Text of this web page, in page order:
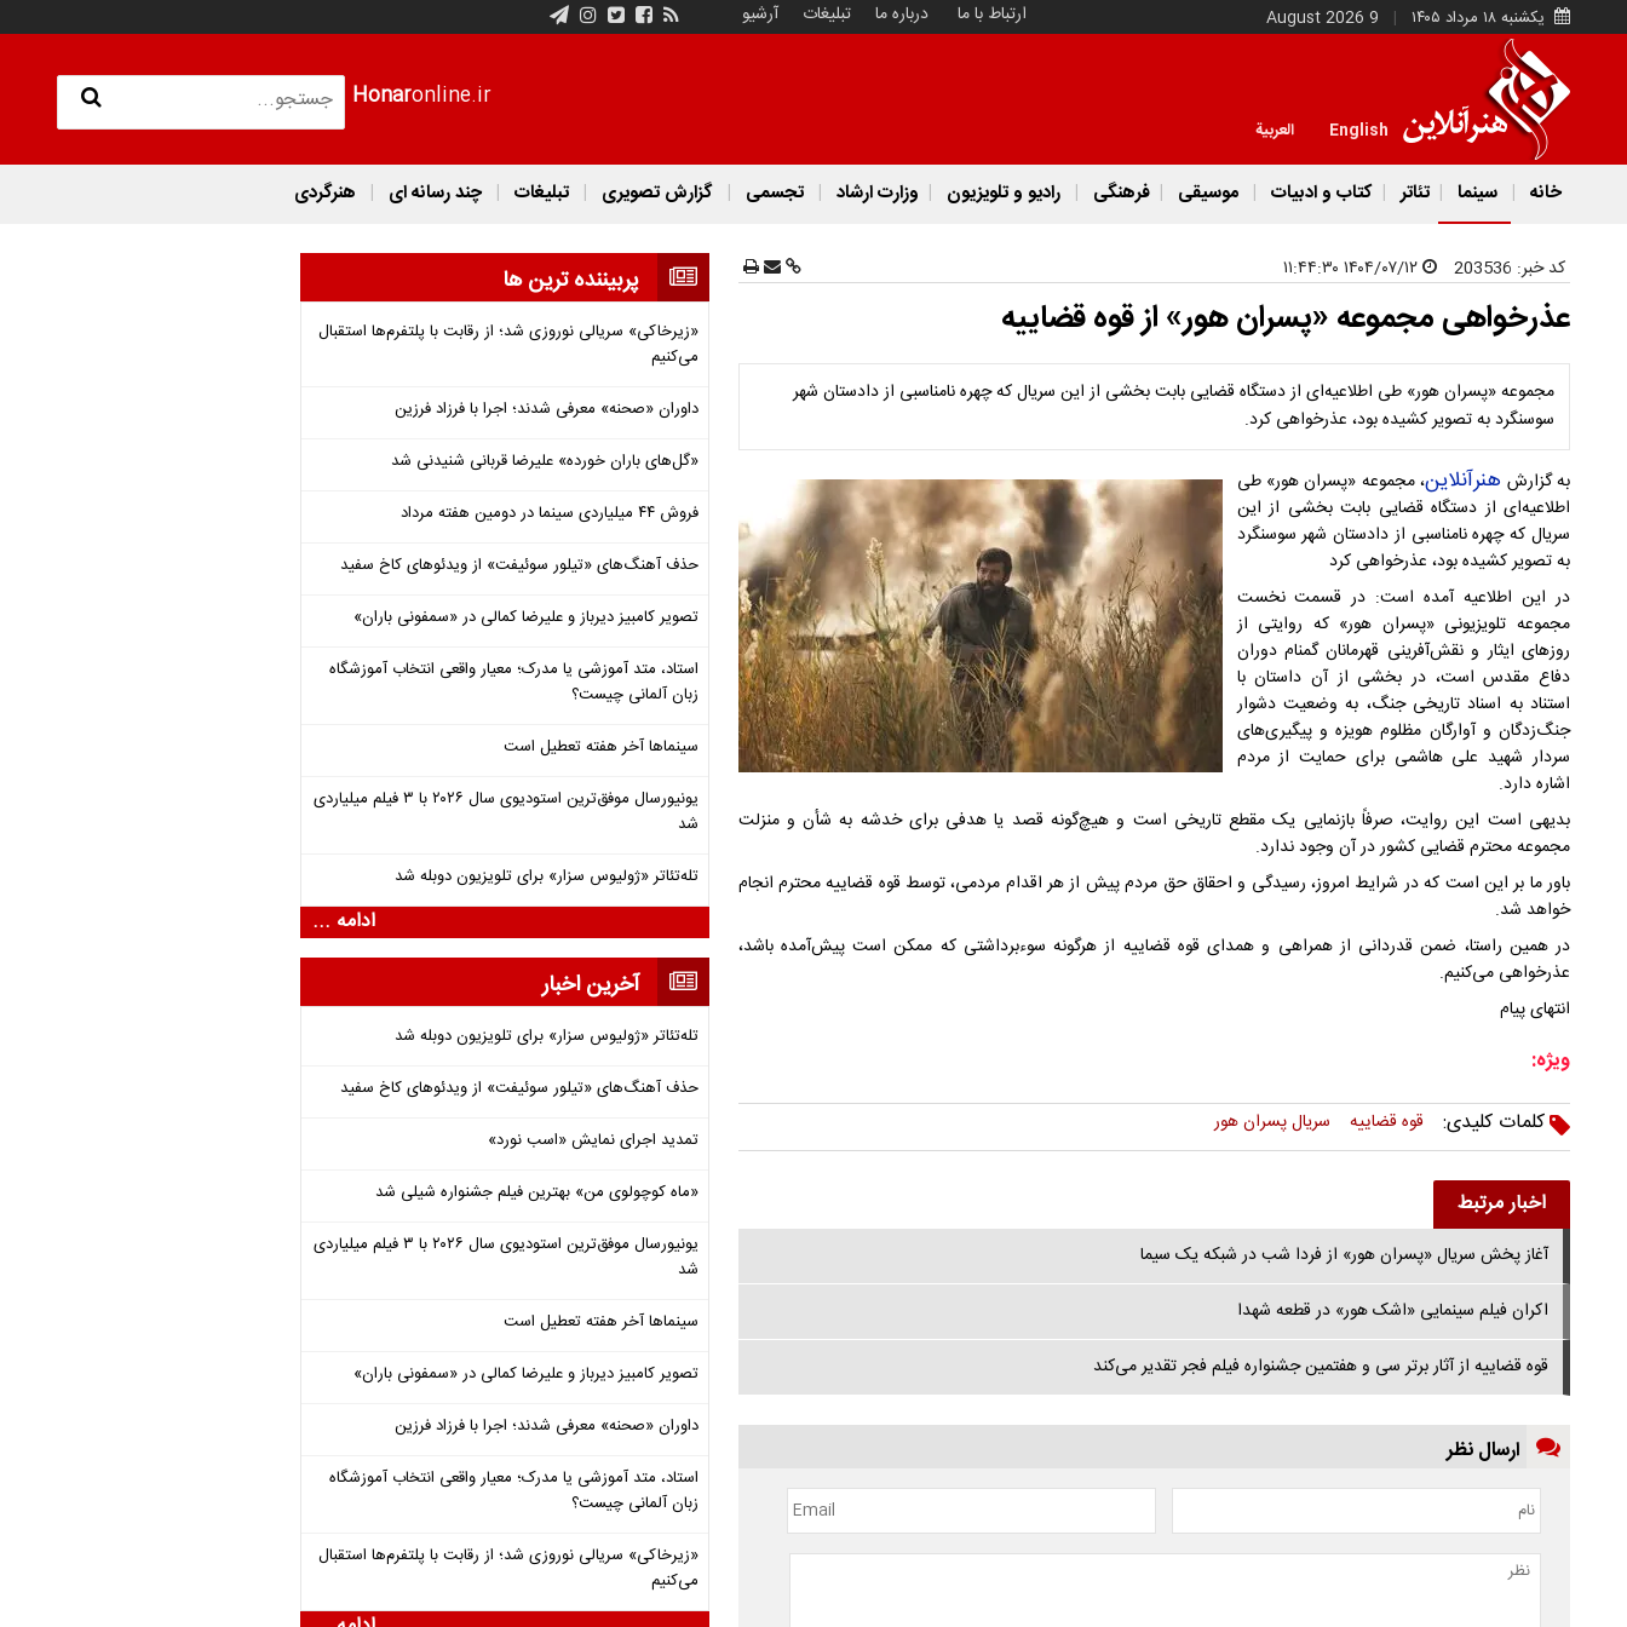
یکشنبه ۱۸ مرداد ۱۴۰۵ 9 August 2026 ارتباط با ما درباره ما تبلیغات آرشیو
Honaronline.ir
English العربية
خانه سینما تئاتر کتاب و ادبیات موسیقی فرهنگی رادیو و تلویزیون وزارت ارشاد تجسمی گزارش تصویری تبلیغات چند رسانه ای هنرگردی
کد خبر: 203536
عذرخواهی مجموعه «پسران هور» از قوه قضاییه
مجموعه «پسران هور» طی اطلاعیه‌ای از دستگاه قضایی بابت بخشی از این سریال که چهره نامناسبی از دادستان شهر
سوسنگرد به تصویر کشیده بود، عذرخواهی کرد.
به گزارش هنرآنلاین، مجموعه «پسران هور» طی
اطلاعیه‌ای از دستگاه قضایی بابت بخشی از این
سریال که چهره نامناسبی از دادستان شهر سوسنگرد
به تصویر کشیده بود، عذرخواهی کرد
در این اطلاعیه آمده است: در قسمت نخست
مجموعه تلویزیونی «پسران هور» که روایتی از
روزهای ایثار و نقش‌آفرینی قهرمانان گمنام دوران
دفاع مقدس است، در بخشی از آن داستان با
استناد به اسناد تاریخی جنگ، به وضعیت دشوار
جنگ‌زدگان و آوارگان مظلوم هویزه و پیگیری‌های
سردار شهید علی هاشمی برای حمایت از مردم
اشاره دارد.
بدیهی است این روایت، صرفاً بازنمایی یک مقطع تاریخی است و هیچ‌گونه قصد یا هدفی برای خدشه به شأن و منزلت
مجموعه محترم قضایی کشور در آن وجود ندارد.
باور ما بر این است که در شرایط امروز، رسیدگی و احقاق حق مردم پیش از هر اقدام مردمی، توسط قوه قضاییه محترم انجام
خواهد شد.
در همین راستا، ضمن قدردانی از همراهی و همدای قوه قضاییه از هرگونه سوء‌برداشتی که ممکن است پیش‌آمده باشد،
عذرخواهی می‌کنیم.
انتهای پیام
ویژه:
کلمات کلیدی:
قوه قضاییه سریال پسران هور
اخبار مرتبط
آغاز پخش سریال «پسران هور» از فردا شب در شبکه یک سیما
اکران فیلم سینمایی «اشک هور» در قطعه شهدا
قوه قضاییه از آثار برتر سی و هفتمین جشنواره فیلم فجر تقدیر می‌کند
ارسال نظر
پربیننده ترین ها
«زیرخاکی» سریالی نوروزی شد؛ از رقابت با پلتفرم‌ها استقبال
می‌کنیم
داوران «صحنه» معرفی شدند؛ اجرا با فرزاد فرزین
«گل‌های باران خورده» علیرضا قربانی شنیدنی شد
فروش ۴۴ میلیاردی سینما در دومین هفته‌ مرداد
حذف آهنگ‌های «تیلور سوئیفت» از ویدئوهای کاخ سفید
تصویر کامبیز دیرباز و علیرضا کمالی در «سمفونی باران»
استاد، متد آموزشی یا مدرک؛ معیار واقعی انتخاب آموزشگاه
زبان آلمانی چیست؟
سینماها آخر هفته تعطیل است
یونیورسال موفق‌ترین استودیوی سال ۲۰۲۶ با ۳ فیلم میلیاردی
شد
تله‌تئاتر «ژولیوس سزار» برای تلویزیون دوبله شد
ادامه ...
آخرین اخبار
تله‌تئاتر «ژولیوس سزار» برای تلویزیون دوبله شد
حذف آهنگ‌های «تیلور سوئیفت» از ویدئوهای کاخ سفید
تمدید اجرای نمایش «اسب نورد»
«ماه کوچولوی من» بهترین فیلم جشنواره شیلی شد
یونیورسال موفق‌ترین استودیوی سال ۲۰۲۶ با ۳ فیلم میلیاردی
شد
سینماها آخر هفته تعطیل است
تصویر کامبیز دیرباز و علیرضا کمالی در «سمفونی باران»
داوران «صحنه» معرفی شدند؛ اجرا با فرزاد فرزین
استاد، متد آموزشی یا مدرک؛ معیار واقعی انتخاب آموزشگاه
زبان آلمانی چیست؟
«زیرخاکی» سریالی نوروزی شد؛ از رقابت با پلتفرم‌ها استقبال
می‌کنیم